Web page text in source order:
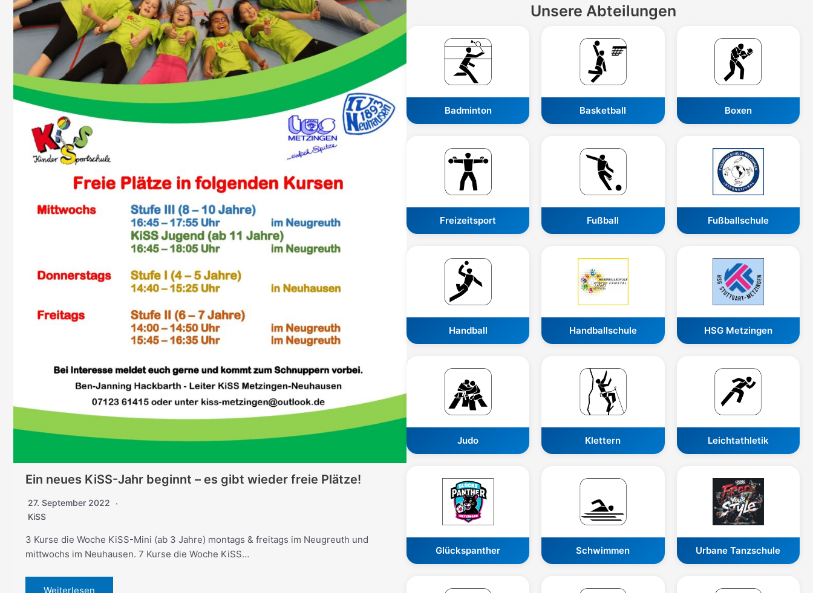
Ein neues KiSS-Jahr beginnt – es gibt wieder freie Plätze!
27. September 2022
KiSS
3 Kurse die Woche KiSS-Mini (ab 3 Jahre) montags & freitags im Neugreuth und
mittwochs im Neuhausen. 7 Kurse die Woche KiSS…
Weiterlesen
Unsere Abteilungen
Badminton Basketball Boxen
Freizeitsport Fußball Fußballschule
Handball Handballschule HSG Metzingen
Judo Klettern Leichtathletik
Glückspanther Schwimmen Urbane Tanzschule